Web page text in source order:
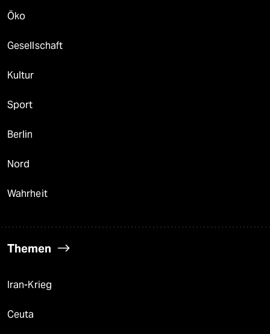
Öko
Gesellschaft
Kultur
Sport
Berlin
Nord
Wahrheit
Themen
Iran-Krieg
Ceuta